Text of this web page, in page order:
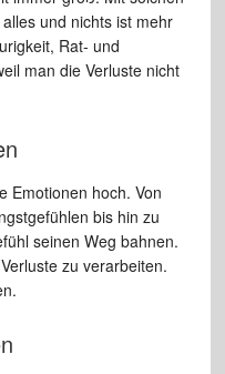
und nichts ist mehr
Rat- und
man die Verluste nicht
Emotionen hoch. Von
bis hin zu
seinen Weg bahnen.
zu verarbeiten.